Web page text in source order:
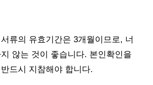
류의 유효기간은 3개월이므로, 너
않는 것이 좋습니다. 본인확인을
드시 지참해야 합니다.